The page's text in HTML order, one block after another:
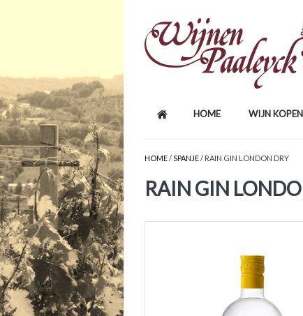
HOME WIJN KOPEN
HOME/SPANJE/ RAIN GIN LONDON DRY
RAIN GIN